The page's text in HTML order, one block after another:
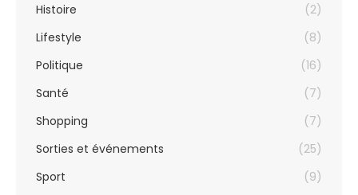
Histoire
(2)
Lifestyle
(8)
Politique
(16)
Santé
(7)
Shopping
(7)
Sorties et événements
(25)
Sport
(9)